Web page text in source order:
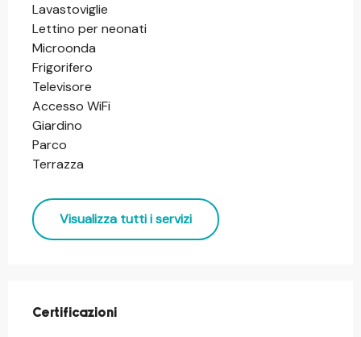
Lavastoviglie
Lettino per neonati
Microonda
Frigorifero
Televisore
Accesso WiFi
Giardino
Parco
Terrazza
Visualizza tutti i servizi
Certificazioni
Certificazioni